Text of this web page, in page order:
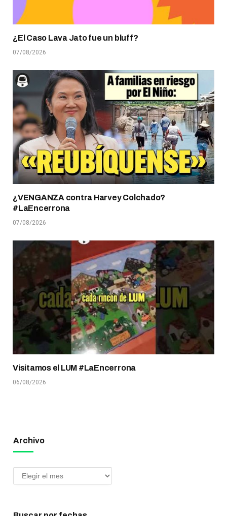
¿El Caso Lava Jato fue un bluff?
07/08/2026
¿VENGANZA contra Harvey Colchado?
#LaEncerrona
07/08/2026
Visitamos el LUM #LaEncerrona
06/08/2026
Archivo